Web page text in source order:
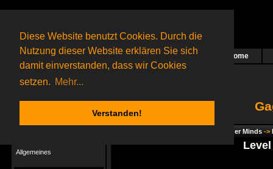
Diese Website benutzt Cookies. Durch die
Nutzung dieser Website erklären Sie sich
damit einverstanden, dass wir Cookies
setzen. Mehr...
Verstanden!
Das nächste Rätsel ist in Arbeit Home
63 Gagolganeronline(0 registrierte und 63 Gäste)
Gagolganer:
9732Rätsel online:
Allgemeines
Gagolga - Wider Minds ->